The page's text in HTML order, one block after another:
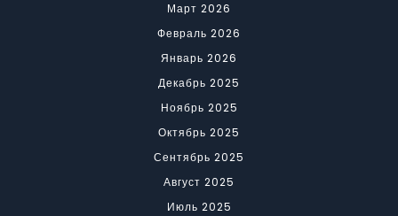
Март 2026
Февраль 2026
Январь 2026
Декабрь 2025
Ноябрь 2025
Октябрь 2025
Сентябрь 2025
Август 2025
Июль 2025